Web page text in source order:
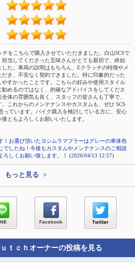
をこちらで購入させていただきました。白山SCSで
当してくださった五味さんがとても親切で、終始
た。車両の説明はもちろん、Eクラッチの特徴やメ
き、不安なく契約できました。特に印象的だった
すかったことです。こちらの好みや使用スタイル
めるのではなく、的確なアドバイスをしてくださ
体の雰囲気も良く、スタッフの皆さんも丁寧で、
これからのメンテナンスやカスタムも、ぜひ SCS
っています。バイク購入を検討している方に、安心
ともよろしくお願いいたします。
！お選び頂いたヨシムラマフラーはグレーの車体色
でしたね！今後もカスタムやメンテナンスのご相談
ろしくお願い致します。！ (2026/04/13 12:57)
もっと見る >
ｔｃｈ オーナーの投稿を見る